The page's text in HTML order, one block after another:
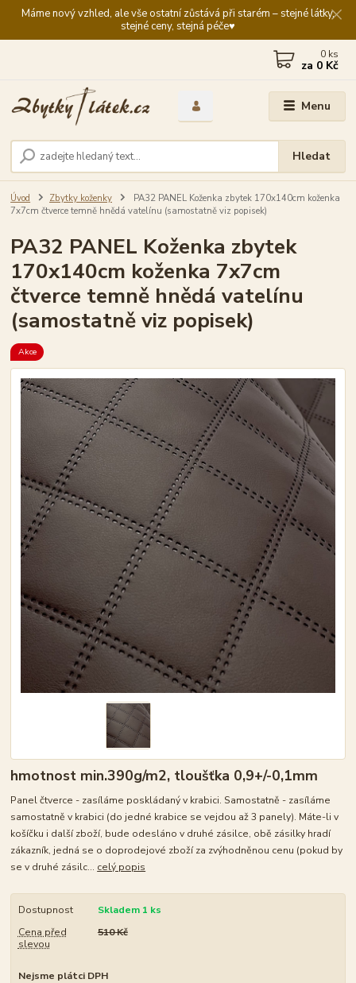
Máme nový vzhled, ale vše ostatní zůstává při starém – stejné látky,
stejné ceny, stejná péče♥️
Menu
Hledat
0 ks
za 0 Kč
Úvod Zbytky koženky
PA32 PANEL Koženka zbytek 170x140cm koženka
7x7cm čtverce temně hnědá vatelínu (samostatně viz popisek)
PA32 PANEL Koženka zbytek
170x140cm koženka 7x7cm
čtverce temně hnědá vatelínu
(samostatně viz popisek)
Akce
hmotnost min.390g/m2, tloušťka 0,9+/-0,1mm
Panel čtverce - zasíláme poskládaný v krabici. Samostatně - zasíláme
samostatně v krabici (do jedné krabice se vejdou až 3 panely). Máte-li v
košíčku i další zboží, bude odesláno v druhé zásilce, obě zásilky hradí
zákazník, jedná se o doprodejové zboží za zvýhodněnou cenu (pokud by
se v druhé zásilc... celý popis
Dostupnost
Skladem 1 ks
Cena před
slevou
510 Kč
Nejsme plátci DPH